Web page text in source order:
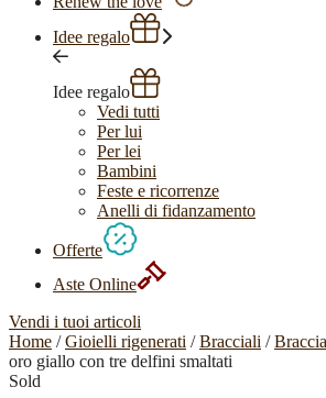
Idee regalo
Idee regalo
Vedi tutti
Per lui
Per lei
Bambini
Feste e ricorrenze
Anelli di fidanzamento
Offerte
Aste Online
Vendi i tuoi articoli
Home /Gioielli rigenerati /Bracciali /
oro giallo con tre delfini smaltati
Sold